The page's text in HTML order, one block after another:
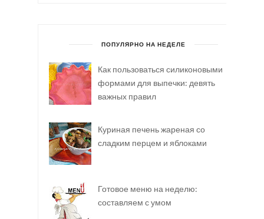
ПОПУЛЯРНО НА НЕДЕЛЕ
Как пользоваться силиконовыми
формами для выпечки: девять
важных правил
Куриная печень жареная со
сладким перцем и яблоками
Готовое меню на неделю:
составляем с умом